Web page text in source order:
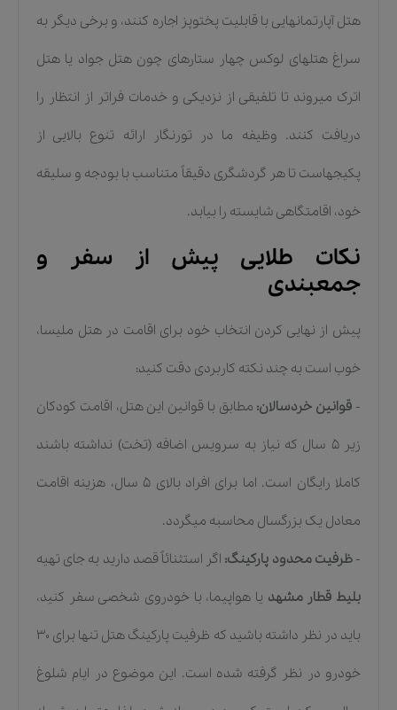
هتل آپارتمانهایی با قابلیت پختوپز اجاره کنند، و برخی دیگر به
سراغ هتلهای لوکس چهار ستارهای چون هتل جواد یا هتل
اترک میروند تا تلفیقی از نزدیکی و خدمات فراتر از انتظار را
دریافت کنند. وظیفه ما در تورنگار ارائه تنوع بالایی از
پکیجهاست تا هر گردشگری دقیقاً متناسب با بودجه و سلیقه
خود، اقامتگاهی شایسته را بیابد.
نکات طلایی پیش از سفر و
جمعبندی
پیش از نهایی کردن انتخاب خود برای اقامت در هتل ملیسا،
خوب است به چند نکته کاربردی دقت کنید:
- قوانین خردسالان: مطابق با قوانین این هتل، اقامت کودکان
زیر ۵ سال که نیاز به سرویس اضافه (تخت) نداشته باشند
کاملا رایگان است. اما برای افراد بالای ۵ سال، هزینه اقامت
معادل یک بزرگسال محاسبه میگردد.
-ظرفیت محدود پارکینگ: اگر استثنائاً قصد دارید به جای تهیه
بلیط قطار مشهد یا هواپیما، با خودروی شخصی سفر کنید،
باید در نظر داشته باشید که ظرفیت پارکینگ هتل تنها برای ۳۰
خودرو در نظر گرفته شده است. این موضوع در ایام شلوغ